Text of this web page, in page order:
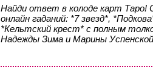
Найди ответ в колоде карт Таро!
онлайн гаданий: *7 звезд*,
*Кельтский крест* с полным
Надежды Зима и Марины